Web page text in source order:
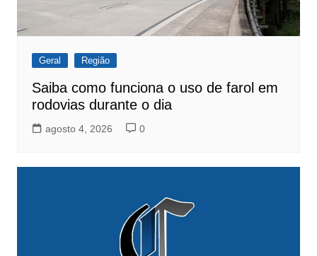
Geral Região
Saiba como funciona o uso de farol em
rodovias durante o dia
agosto 4, 2026 0